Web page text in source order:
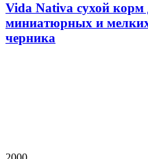
Vida Nativa сухой
миниатюрных и
черника